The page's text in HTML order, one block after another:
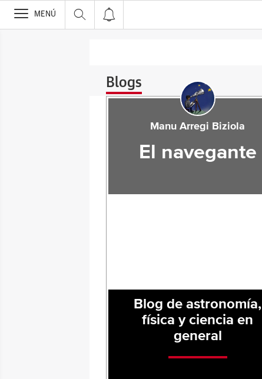
>
MENÚ
Blogs
Manu Arregi Biziola
El navegante
Blog de astronomía,
física y ciencia en
general